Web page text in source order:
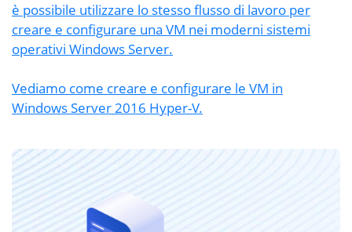
è possibile utilizzare lo stesso flusso di lavoro per
creare e configurare una VM nei moderni sistemi
operativi Windows Server.
Vediamo come creare e configurare le VM in
Windows Server 2016 Hyper-V.